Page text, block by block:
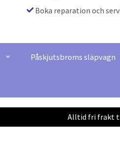
Boka reparation och
Påskjutsbroms släpvagn
Alltid fri frakt